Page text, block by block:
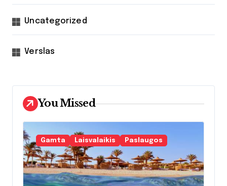
Uncategorized
Verslas
You Missed
Gamta Laisvalaikis Paslaugos